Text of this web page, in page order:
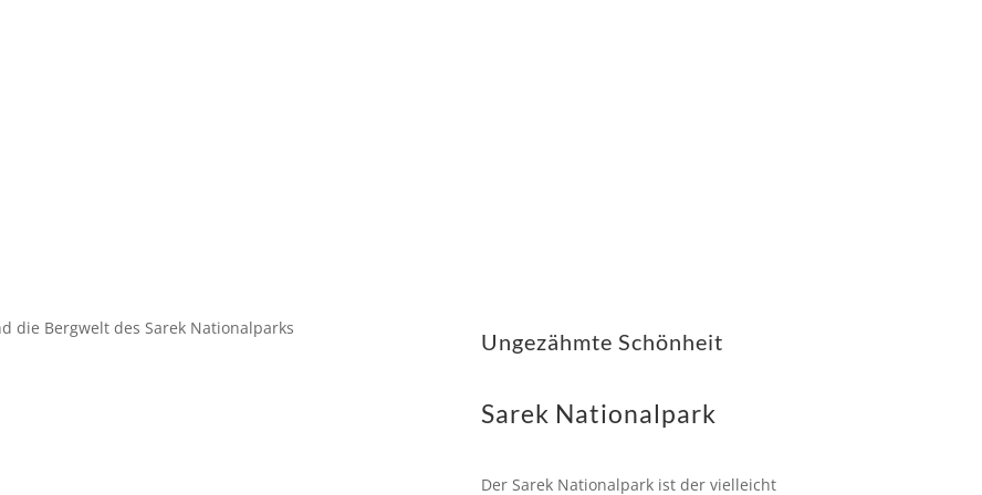
Ungezähmte Schönheit
Sarek Nationalpark
Der Sarek Nationalpark ist der vielleicht